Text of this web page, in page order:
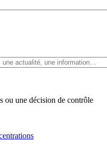
ou une décision de contrôle